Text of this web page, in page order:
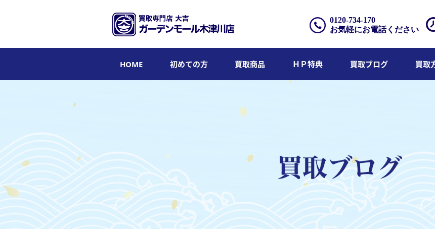
0120-734-170
お気軽にお電話ください
HOME 初めての方 買取商品 ＨＰ特典 買取ブログ 買取